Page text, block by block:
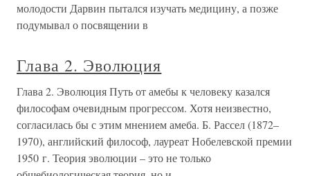
молодости Дарвин пытался изучать меди­цину, а позже
подумывал о посвящении в
Глава 2. Эволюция
Глава 2. Эволюция Путь от амебы к человеку казался
философам очевидным прогрессом. Хотя неизвестно,
согласилась бы с этим мнением амеба. Б. Рассел (1872–
1970), английский философ, лауреат Нобелевской премии
1950 г. Теория эволюции – это не только